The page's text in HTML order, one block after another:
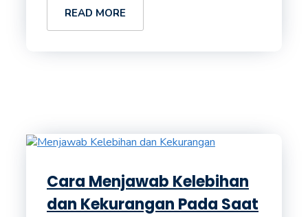
READ MORE
Cara Menjawab Kelebihan
dan Kekurangan Pada Saat